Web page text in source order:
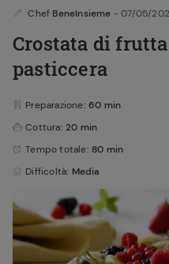
Chef BeneInsieme - 07/05/
Crostata di
pasticcera
Preparazione: 60 min
Cottura: 20 min
Tempo totale: 80 min
Difficoltà: Media